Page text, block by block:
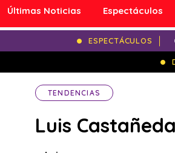
Últimas Noticias Espectáculos
ESPECTÁCULOS
TENDENCIAS
Luis